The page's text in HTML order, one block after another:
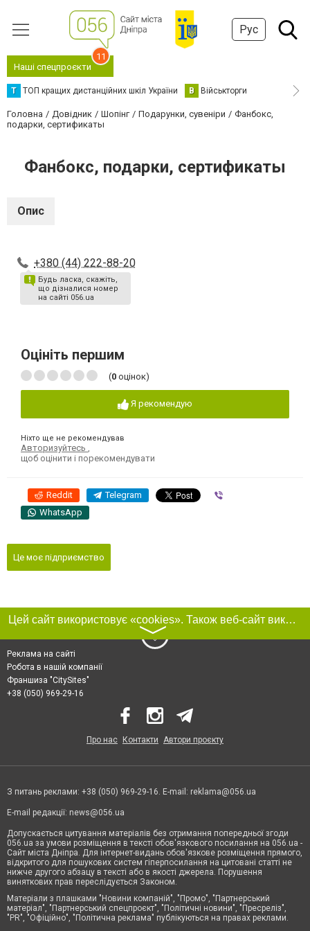
Рус
Наші спецпроєкти
11
Т ТОП кращих дистанційних шкіл України В Військторги
Головна Довідник Шопінг Подарунки, сувеніри
Фанбокс,
подарки, сертификаты
Фанбокс, подарки, сертификаты
Опис
+380 (44) 222-88-20
Будь ласка, скажіть,
що дізналися номер
на сайті 056.ua
Оцініть першим
(0 оцінок)
Я рекомендую
Ніхто ще не рекомендував
Авторизуйтесь
щоб оцінити і порекомендувати
Reddit Telegram
WhatsApp
Це моє підприємство
Цей сайт використовує «cookies». Також веб-сайт використовує інтернет-сервіс для збору технічних даних стосовно відвідувачів з метою отримання маркетингової та статистичної інформації. Умови обробки даних відвідувачів сайту див.
〉
Реклама на сайті
Робота в нашій компанії
Франшиза "CitySites"
+38 (050) 969-29-16
Про нас Контакти Автори проєкту
З питань реклами: +38 (050) 969-29-16. E-mail: reklama@056.ua
E-mail редакції: news@056.ua
Допускається цитування матеріалів без отримання попередньої згоди
056.ua за умови розміщення в тексті обов'язкового посилання на 056.ua -
Сайт міста Дніпра. Для інтернет-видань обов'язкове розміщення прямого,
відкритого для пошукових систем гіперпосилання на цитовані статті не
нижче другого абзацу в тексті або в якості джерела. Порушення
виняткових прав переслідується Законом.
Матеріали з плашками "Новини компаній", "Промо", "Партнерський
матеріал", "Партнерський спецпроєкт", "Політичні новини", "Пресреліз",
"PR", "Офіційно", "Політична реклама" публікуються на правах реклами.